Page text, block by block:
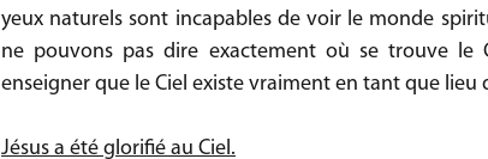
yeux naturels sont incapables de voir le monde
ne pouvons pas dire exactement où se trouve le
enseigner que le Ciel existe vraiment en tant que lieu
Jésus a été glorifié au Ciel.